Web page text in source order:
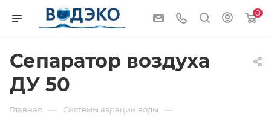
0
Сепаратор воздуха
ДУ 50
Главная — Системы аэрации воды —